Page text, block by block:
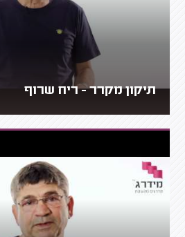
תיקון מקרר - ריח שרוף